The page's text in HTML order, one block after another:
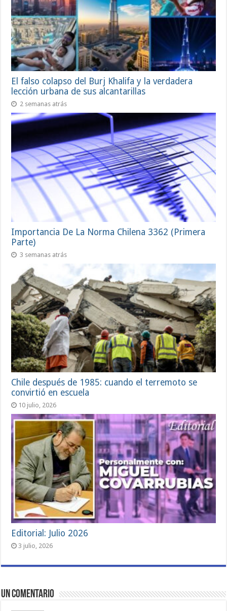
El falso colapso del Burj Khalifa y la verdadera
lección urbana de sus alcantarillas
2 semanas atrás
Importancia De La Norma Chilena 3362 (Primera
Parte)
3 semanas atrás
Chile después de 1985: cuando el terremoto se
convirtió en escuela
10 julio, 2026
Editorial: Julio 2026
3 julio, 2026
Un comentario